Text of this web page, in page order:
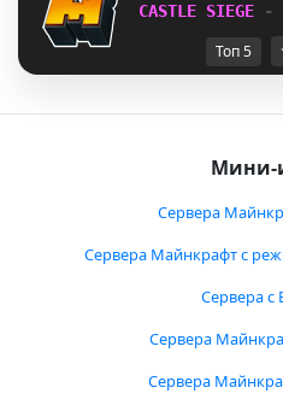
CASTLE SIEGE
-
Топ 5
Мини-
Сервера
Сервера Майнкрафт с
Сервера с
Сервера
Сервера